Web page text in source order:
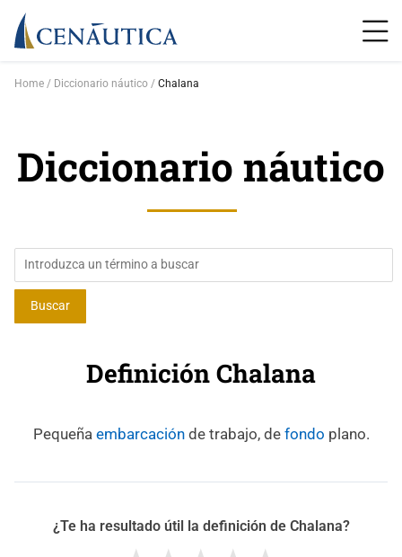
Home Diccionario náutico Chalana
Diccionario náutico
Definición Chalana
Pequeña embarcaciónde trabajo, de fondo plano.
¿Te ha resultado útil la definición de Chalana?